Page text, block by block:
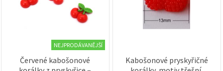
NEJPRODÁVANĚJŠÍ
Červené kabošonové
Kabošonové pryskyřičné